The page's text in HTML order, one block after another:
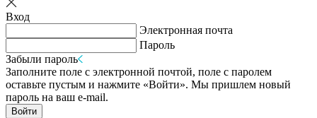
Вход
Электронная почта
Пароль
Забыли пароль
Заполните поле с электронной почтой, поле с паролем
оставьте пустым и нажмите «Войти». Мы пришлем новый
пароль на ваш e-mail.
Войти